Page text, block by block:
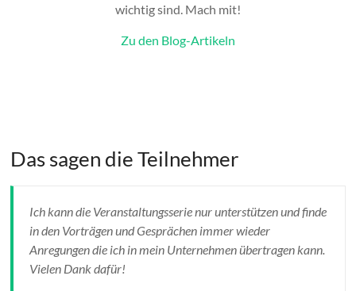
wichtig sind. Mach mit!
Zu den Blog-Artikeln
Das sagen die Teilnehmer
Ich kann die Veranstaltungsserie nur unterstützen und finde
in den Vorträgen und Gesprächen immer wieder
Anregungen die ich in mein Unternehmen übertragen kann.
Vielen Dank dafür!